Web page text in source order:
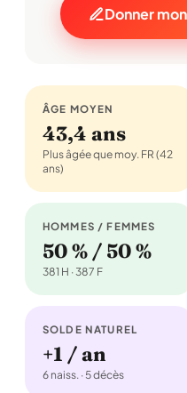
Donner
ÂGE MOYEN
43,4 ans
Plus âgée que moy. FR (42
ans)
HOMMES / FEMMES
50 % / 50 %
381 H · 387 F
SOLDE NATUREL
+1 / an
6 naiss. · 5 décès